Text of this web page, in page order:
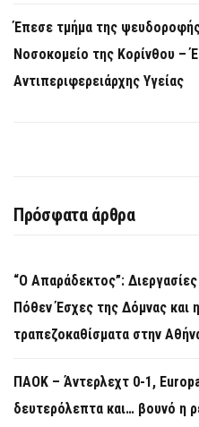
Έπεσε τμήμα της
Νοσοκομείο της Κορίνθου –
Αντιπεριφερειάρχης Υγείας
Πρόσφατα άρθρα
“Ο Απαράδεκτος”:
Πόθεν Έσχες της Δόμνας και
τραπεζοκαθίσματα στην
ΠΑΟΚ – Άντερλεχτ 0-1,
δευτερόλεπτα και… βουνό η